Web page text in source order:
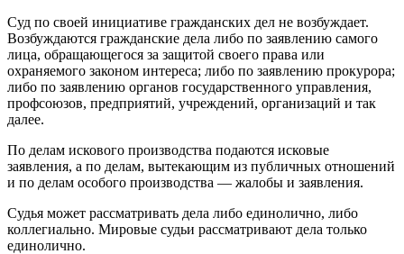
Суд по своей инициативе гражданских дел не возбуждает.
Возбуждаются гражданские дела либо по заявлению самого
лица, обращающегося за защитой своего права или
охраняемого законом интереса; либо по заявлению прокурора;
либо по заявлению органов государственного управления,
профсоюзов, предприятий, учреждений, организаций и так
далее.
По делам искового производства подаются исковые
заявления, а по делам, вытекающим из публичных отношений
и по делам особого производства — жалобы и заявления.
Судья может рассматривать дела либо единолично, либо
коллегиально. Мировые судьи рассматривают дела только
единолично.